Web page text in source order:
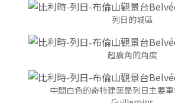
列日的城區
超廣角的角度
中間白色的奇特建築是列日主要